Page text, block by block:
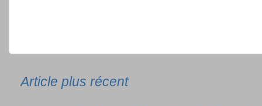
Article plus récent